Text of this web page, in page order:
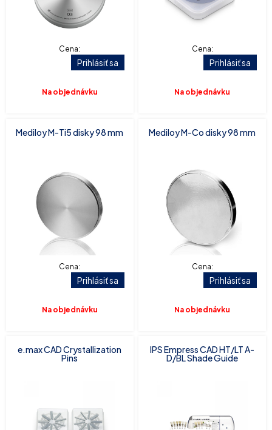
Cena:
Prihlásiť sa
Na objednávku
Cena:
Prihlásiť sa
Na objednávku
Mediloy M-Ti5 disky 98 mm
Cena:
Prihlásiť sa
Na objednávku
Mediloy M-Co disky 98 mm
Cena:
Prihlásiť sa
Na objednávku
e.max CAD Crystallization
Pins
IPS Empress CAD HT/LT A-
D/BL Shade Guide